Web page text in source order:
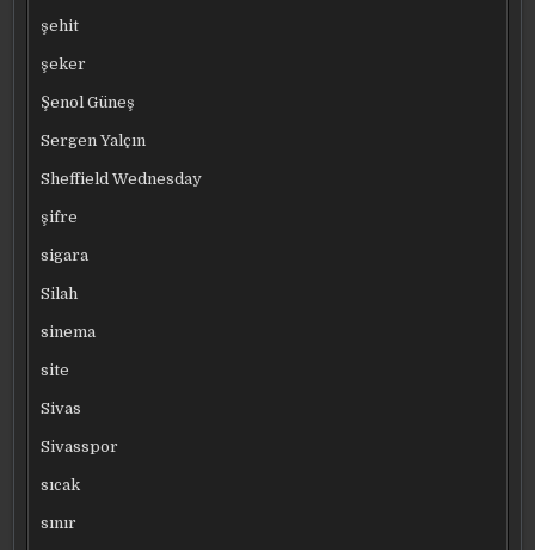
şehit
şeker
Şenol Güneş
Sergen Yalçın
Sheffield Wednesday
şifre
sigara
Silah
sinema
site
Sivas
Sivasspor
sıcak
sınır